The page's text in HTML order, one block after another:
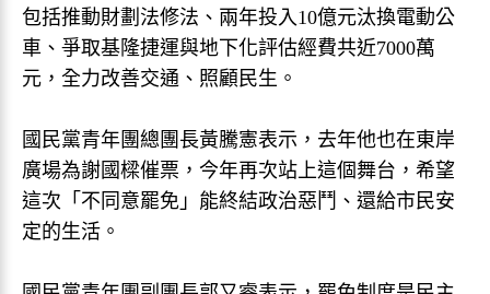
包括推動財劃法修法、兩年投入10億元汰換電動公
車、爭取基隆捷運與地下化評估經費共近7000萬
元，全力改善交通、照顧民生。
國民黨青年團總團長黃騰憲表示，去年他也在東岸
廣場為謝國樑催票，今年再次站上這個舞台，希望
這次「不同意罷免」能終結政治惡鬥、還給市民安
定的生活。